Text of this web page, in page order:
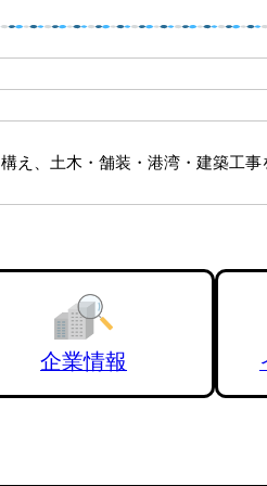
え、土木・舗装・港湾・建築工事
企業情報